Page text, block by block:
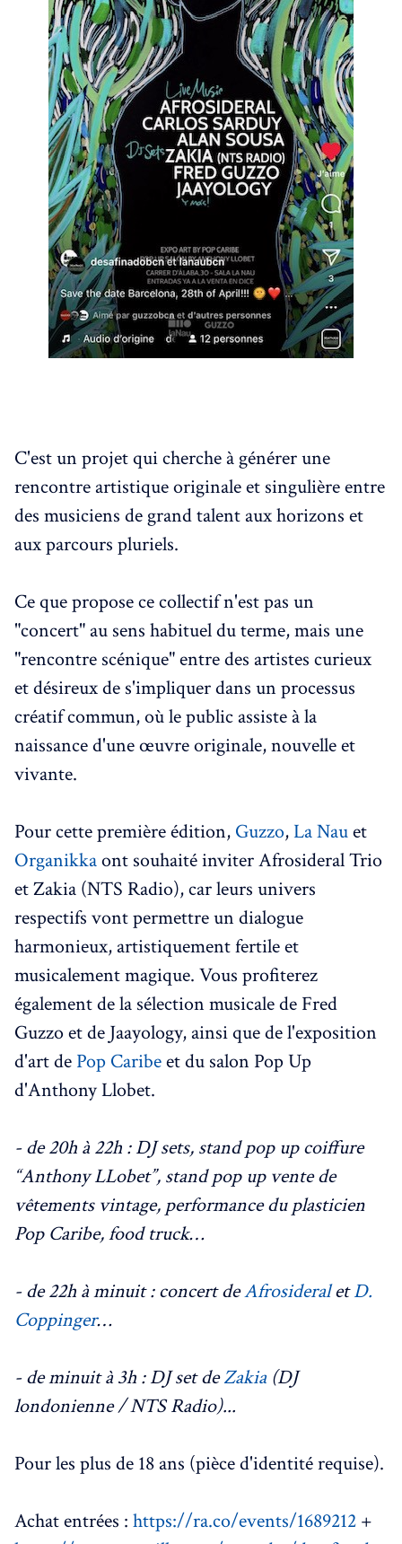
C'est un projet qui cherche à générer une
rencontre artistique originale et singulière entre
des musiciens de grand talent aux horizons et
aux parcours pluriels.
Ce que propose ce collectif n'est pas un
"concert" au sens habituel du terme, mais une
"rencontre scénique" entre des artistes curieux
et désireux de s'impliquer dans un processus
créatif commun, où le public assiste à la
naissance d'une œuvre originale, nouvelle et
vivante.
Pour cette première édition, Guzzo,La Nauet
Organikkaont souhaité inviter Afrosideral Trio
et Zakia (NTS Radio), car leurs univers
respectifs vont permettre un dialogue
harmonieux, artistiquement fertile et
musicalement magique. Vous profiterez
également de la sélection musicale de Fred
Guzzo et de Jaayology, ainsi que de l'exposition
d'art de Pop Caribeet du salon Pop Up
d'Anthony Llobet.
- de 20h à 22h : DJ sets, stand pop up coiffure
“Anthony LLobet”, stand pop up vente de
vêtements vintage, performance du plasticien
Pop Caribe, food truck…
- de 22h à minuit : concert deAfrosideraletD.
Coppinger…
- de minuit à 3h : DJ set deZakia (DJ
londonienne / NTS Radio)...
Pour les plus de 18 ans (pièce d'identité requise).
Achat entrées : https://ra.co/events/1689212 +